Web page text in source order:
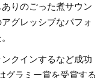
りのごった煮サウン
グレッシブなパフォ
クインするなど成功
グラミー賞を受賞する